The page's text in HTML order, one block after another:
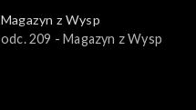
Magazyn z Wysp
odc. 209 - Magazyn z Wysp